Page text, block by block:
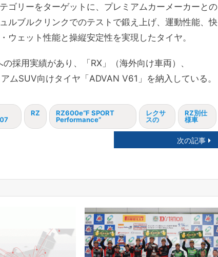
ゴリーをターゲットに、プレミアムカーメーカーとの
ルブルクリンクでのテストで鍛え上げ、運動性能、快
ェット性能と操縦安定性を実現したタイヤ。
採用実績があり、「RX」（海外向け車両）、
ムSUV向けタイヤ「ADVAN V61」を納入している。
RZ
RZ600e“F SPORT
Performance”
レクサ
スの
RZ別仕
様車
次の記事